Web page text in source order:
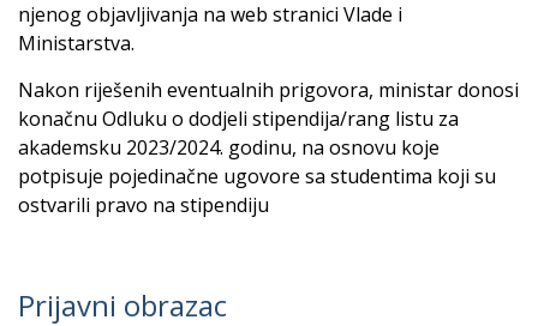
njenog objavljivanja na web stranici Vlade i
Ministarstva.
Nakon riješenih eventualnih prigovora, ministar donosi
konačnu Odluku o dodjeli stipendija/rang listu za
akademsku 2023/2024. godinu, na osnovu koje
potpisuje pojedinačne ugovore sa studentima koji su
ostvarili pravo na stipendiju
Prijavni obrazac